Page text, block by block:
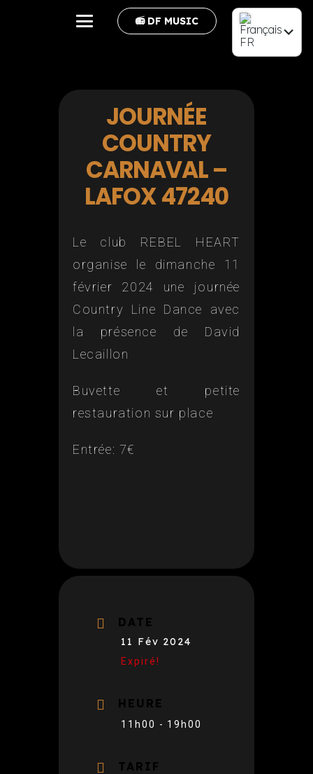
📻 DF MUSIC
FR
JOURNÉE
COUNTRY
CARNAVAL –
LAFOX 47240
Le club REBEL HEART
organise le dimanche 11
février 2024 une journée
Country Line Dance avec
la présence de David
Lecaillon
Buvette et petite
restauration sur place
Entrée: 7€
DATE
11 Fév 2024
Expiré!
HEURE
11h00 - 19h00
TARIF